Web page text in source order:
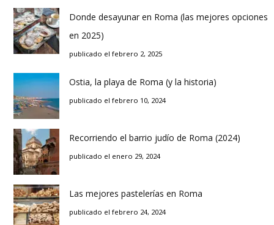
Donde desayunar en Roma (las mejores opciones
en 2025)
publicado el febrero 2, 2025
Ostia, la playa de Roma (y la historia)
publicado el febrero 10, 2024
Recorriendo el barrio judío de Roma (2024)
publicado el enero 29, 2024
Las mejores pastelerías en Roma
publicado el febrero 24, 2024